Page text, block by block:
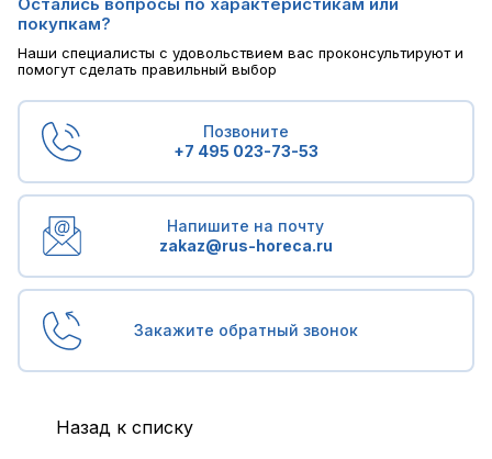
Остались вопросы по характеристикам или
покупкам?
Наши специалисты с удовольствием вас проконсультируют и
помогут сделать правильный выбор
Позвоните
+7 495 023-73-53
Напишите на почту
zakaz@rus-horeca.ru
Закажите обратный звонок
Назад к списку